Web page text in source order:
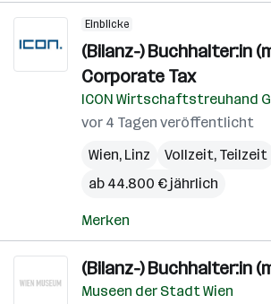
Einblicke
(Bilanz-) Buchhalter:in
Corporate Tax
ICON Wirtschaftstreuhand
vor 4 Tagen veröffentlicht
Wien, Linz Vollzeit, Teilzeit
ab 44.800 € jährlich
Merken
(Bilanz-) Buchhalter:in
Museen der Stadt Wien